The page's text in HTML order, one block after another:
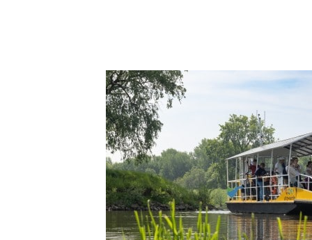
Gelderland
blijft
koploper:
tijd
om
door
te
pakken